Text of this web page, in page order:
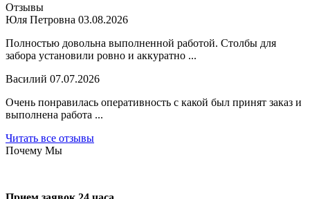
Отзывы
Юля Петровна 03.08.2026
Полностью довольна выполненной работой. Столбы для
забора установили ровно и аккуратно ...
Василий 07.07.2026
Очень понравилась оперативность с какой был принят заказ и
выполнена работа ...
Читать все отзывы
Почему Мы